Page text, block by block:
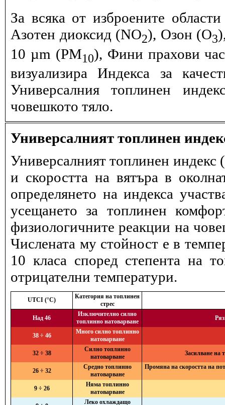
За всяка от изброените
Азотен диоксид (NO2), Озон (O3
10 µm (PM10), Фини прахови
визуализира Индекса за
Универсалния топлинен
човешкото тяло.
Универсалният топлинен
Универсалният топлинен индекс
и скоростта на вятъра в
определянето на индекса
усещането за топлинен
физиологичните реакции на
Числената му стойност е в
10 класа според степента на
отрицателни температури.
UTCI (°C)
Категория на топлинен
стрес
Над 46
Изключително силно
топлинно натоварване
38 ÷ 46
Много силно топлинно
натоварване
32 ÷ 38
Силно топлинно
натоварване
Засилване на
26 ÷ 32
Средно топлинно
натоварване
Промяна на скоростта на
9 ÷ 26
Няма топлинно
натоварване
Леко охлаждащо